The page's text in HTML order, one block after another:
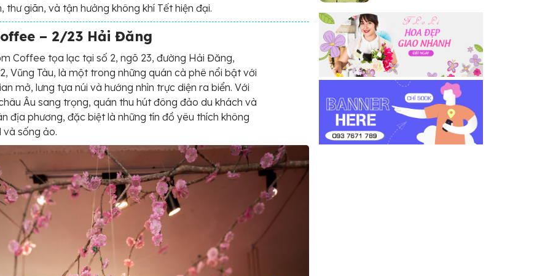
thư giãn, và tận hưởng không khí Tết hiện đại.
– 2/23 Hải Đăng
Coffee tọa lạc tại số 2, ngõ 23, đường Hải Đăng,
Vũng Tàu, là một trong những quán cà phê nổi bật với
mở, lưng tựa núi và hướng nhìn trực diện ra biển. Với
Âu sang trọng, quán thu hút đông đảo du khách và
địa phương, đặc biệt là những tín đồ yêu thích không
và sống ảo.